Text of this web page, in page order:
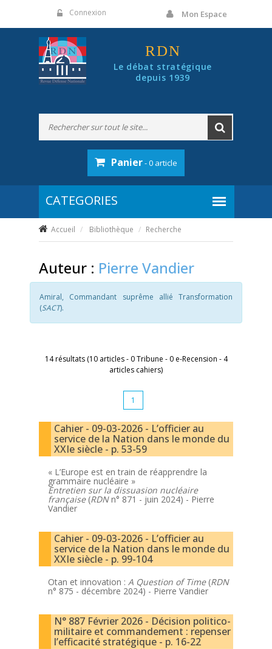
Connexion Mon Espace
RDN
Le débat stratégique
depuis 1939
Panier- 0 article
Accueil Bibliothèque Recherche
Auteur : Pierre Vandier
Amiral, Commandant suprême allié Transformation
(SACT).
14 résultats (10 articles - 0 Tribune - 0 e-Recension - 4
articles cahiers)
1
Cahier - 09-03-2026 - L’officier au
service de la Nation dans le monde du
XXIe siècle - p. 53-59
« L’Europe est en train de réapprendre la
grammaire nucléaire »
Entretien sur la dissuasion nucléaire
française(RDNn° 871 - juin 2024) - Pierre
Vandier
Cahier - 09-03-2026 - L’officier au
service de la Nation dans le monde du
XXIe siècle - p. 99-104
Otan et innovation : A Question of Time(RDN
n° 875 - décembre 2024) - Pierre Vandier
N° 887 Février 2026 - Décision politico-
militaire et commandement : repenser
l’efficacité stratégique - p. 16-22